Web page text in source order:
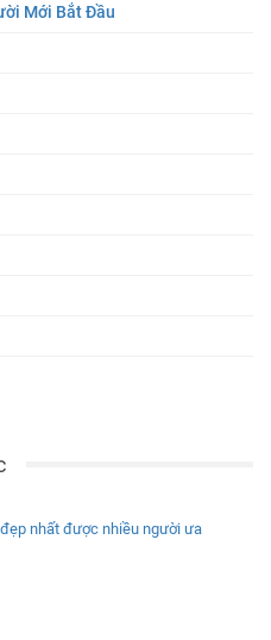
Mới Bắt Đầu
nhất được nhiều người ưa